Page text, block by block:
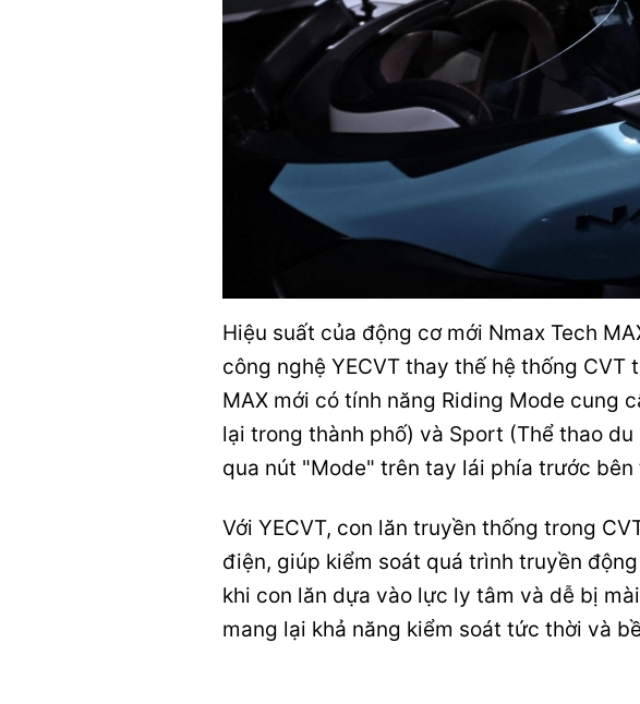
Hiệu suất của động cơ mới Nmax Tech
công nghệ YECVT thay thế hệ thống CVT
MAX mới có tính năng Riding Mode cung
lại trong thành phố) và Sport (Thể thao
qua nút "Mode" trên tay lái phía trước bên
Với YECVT, con lăn truyền thống trong
điện, giúp kiểm soát quá trình truyền
khi con lăn dựa vào lực ly tâm và dễ bị
mang lại khả năng kiểm soát tức thời và